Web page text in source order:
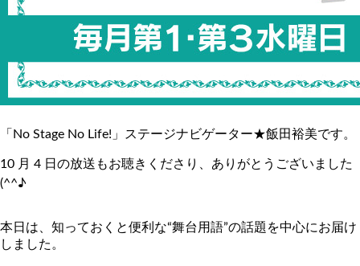
「No Stage No Life!」ステージナビゲーター★飯田裕美です。
10 月 4 日の放送もお聴きくださり、ありがとうございました
(^^♪
本日は、知っておくと便利な“舞台用語”の話題を中心にお届け
しました。